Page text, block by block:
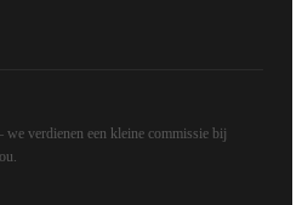
verdienen een kleine commissie bij